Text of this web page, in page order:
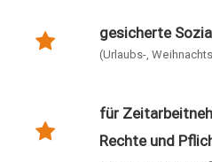
gesicherte
(Urlaubs-,
für
Rechte und